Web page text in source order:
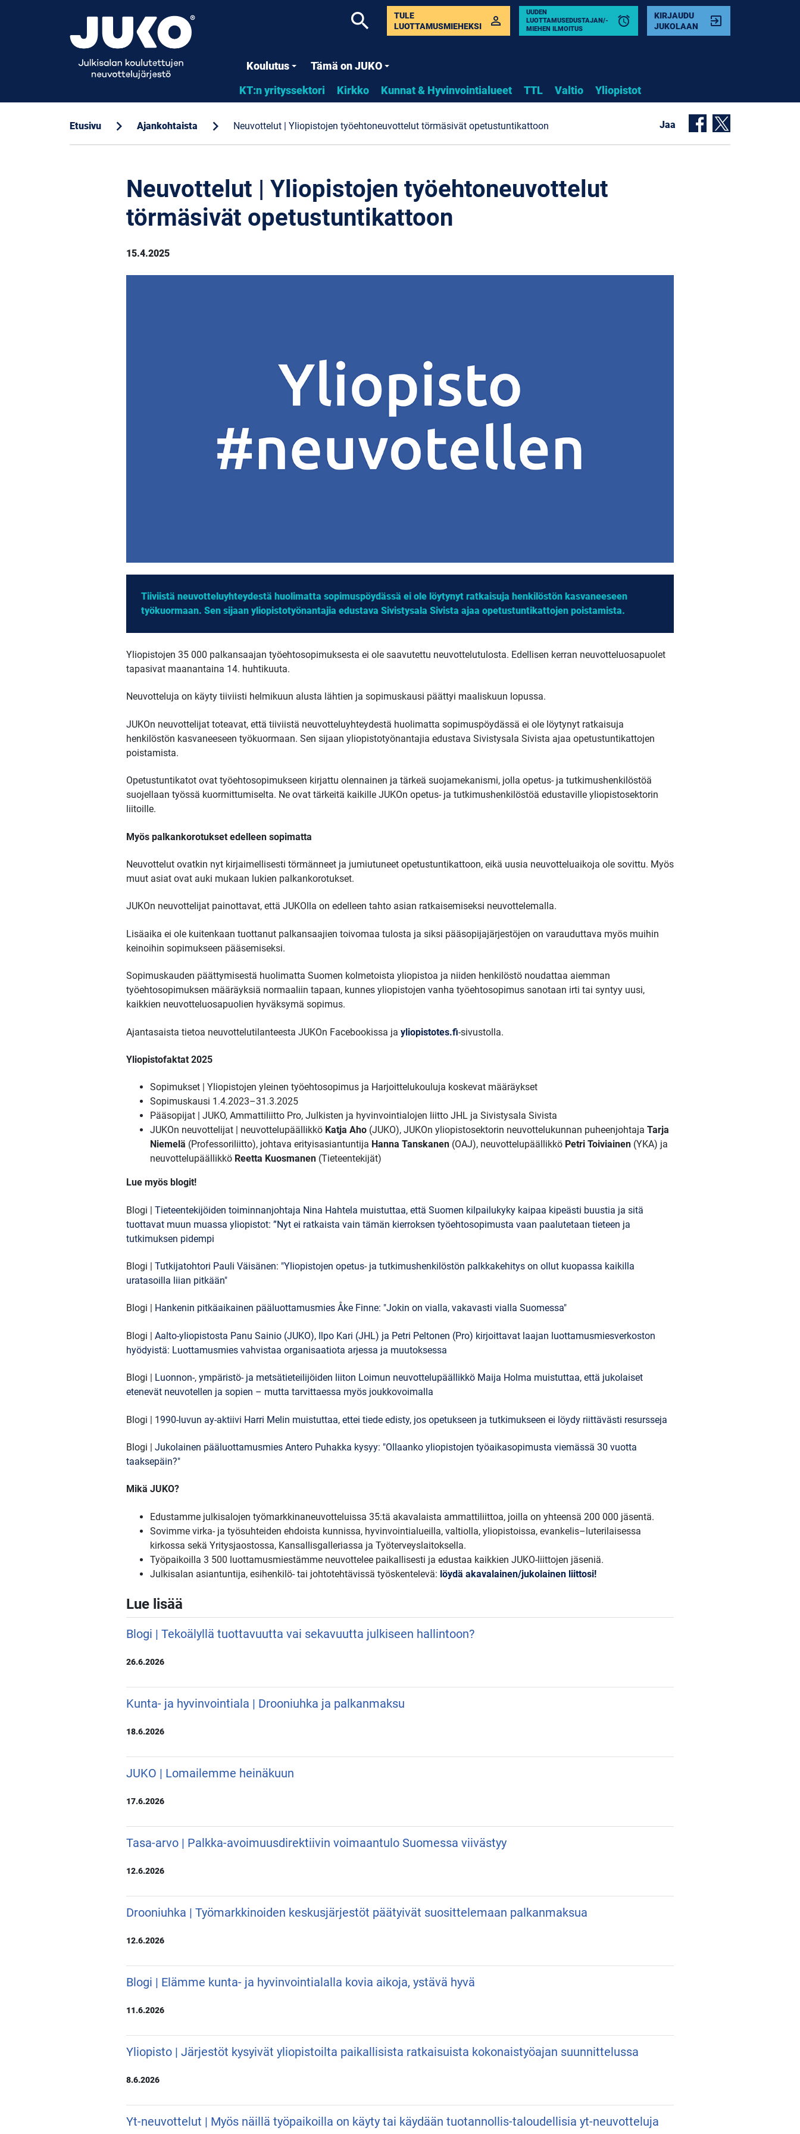
Koulutus
Tämä on JUKO
KT:n yrityssektori
Kirkko Kunnat & Hyvinvointialueet TTL Valtio Yliopistot
TULE
LUOTTAMUSMIEHEKSI
perm_identity
UUDEN
LUOTTAMUSEDUSTAJAN/-
MIEHEN ILMOITUS
alarm
KIRJAUDU
JUKOLAAN
exit_to_app
search
Etusivu chevron_right Ajankohtaista chevron_right Neuvottelut | Yliopistojen työehtoneuvottelut törmäsivät opetustuntikattoon Jaa
Neuvottelut | Yliopistojen työehtoneuvottelut
törmäsivät opetustuntikattoon
15.4.2025
Tiiviistä neuvotteluyhteydestä huolimatta sopimuspöydässä ei ole löytynyt ratkaisuja henkilöstön kasvaneeseen
työkuormaan. Sen sijaan yliopistotyönantajia edustava Sivistysala Sivista ajaa opetustuntikattojen poistamista.
Yliopistojen 35 000 palkansaajan työehtosopimuksesta ei ole saavutettu neuvottelutulosta. Edellisen kerran neuvotteluosapuolet
tapasivat maanantaina 14. huhtikuuta.
Neuvotteluja on käyty tiiviisti helmikuun alusta lähtien ja sopimuskausi päättyi maaliskuun lopussa.
JUKOn neuvottelijat toteavat, että tiiviistä neuvotteluyhteydestä huolimatta sopimuspöydässä ei ole löytynyt ratkaisuja
henkilöstön kasvaneeseen työkuormaan. Sen sijaan yliopistotyönantajia edustava Sivistysala Sivista ajaa opetustuntikattojen
poistamista.
Opetustuntikatot ovat työehtosopimukseen kirjattu olennainen ja tärkeä suojamekanismi, jolla opetus- ja tutkimushenkilöstöä
suojellaan työssä kuormittumiselta. Ne ovat tärkeitä kaikille JUKOn opetus- ja tutkimushenkilöstöä edustaville yliopistosektorin
liitoille.
Myös palkankorotukset edelleen sopimatta
Neuvottelut ovatkin nyt kirjaimellisesti törmänneet ja jumiutuneet opetustuntikattoon, eikä uusia neuvotteluaikoja ole sovittu. Myös
muut asiat ovat auki mukaan lukien palkankorotukset.
JUKOn neuvottelijat painottavat, että JUKOlla on edelleen tahto asian ratkaisemiseksi neuvottelemalla.
Lisäaika ei ole kuitenkaan tuottanut palkansaajien toivomaa tulosta ja siksi pääsopijajärjestöjen on varauduttava myös muihin
keinoihin sopimukseen pääsemiseksi.
Sopimuskauden päättymisestä huolimatta Suomen kolmetoista yliopistoa ja niiden henkilöstö noudattaa aiemman
työehtosopimuksen määräyksiä normaaliin tapaan, kunnes yliopistojen vanha työehtosopimus sanotaan irti tai syntyy uusi,
kaikkien neuvotteluosapuolien hyväksymä sopimus.
Ajantasaista tietoa neuvottelutilanteesta JUKOn Facebookissa ja yliopistotes.fi-sivustolla.
Yliopistofaktat 2025
Sopimukset | Yliopistojen yleinen työehtosopimus ja Harjoittelukouluja koskevat määräykset
Sopimuskausi 1.4.2023–31.3.2025
Pääsopijat | JUKO, Ammattiliitto Pro, Julkisten ja hyvinvointialojen liitto JHL ja Sivistysala Sivista
JUKOn neuvottelijat | neuvottelupäällikkö Katja Aho(JUKO), JUKOn yliopistosektorin neuvottelukunnan puheenjohtaja Tarja
Niemelä (Professoriliitto), johtava erityisasiantuntija Hanna Tanskanen(OAJ), neuvottelupäällikkö Petri Toiviainen(YKA) ja
neuvottelupäällikkö Reetta Kuosmanen (Tieteentekijät)
Lue myös blogit!
Blogi | Tieteentekijöiden toiminnanjohtaja Nina Hahtela muistuttaa, että Suomen kilpailukyky kaipaa kipeästi buustia ja sitä
tuottavat muun muassa yliopistot: ”Nyt ei ratkaista vain tämän kierroksen työehtosopimusta vaan paalutetaan tieteen ja
tutkimuksen pidempi
Blogi | Tutkijatohtori Pauli Väisänen: "Yliopistojen opetus- ja tutkimushenkilöstön palkkakehitys on ollut kuopassa kaikilla
uratasoilla liian pitkään"
Blogi | Hankenin pitkäaikainen pääluottamusmies Åke Finne: "Jokin on vialla, vakavasti vialla Suomessa"
Blogi | Aalto-yliopistosta Panu Sainio (JUKO), Ilpo Kari (JHL) ja Petri Peltonen (Pro) kirjoittavat laajan luottamusmiesverkoston
hyödyistä: Luottamusmies vahvistaa organisaatiota arjessa ja muutoksessa
Blogi |
Luonnon-, ympäristö- ja metsätieteilijöiden liiton Loimun neuvottelupäällikkö Maija Holma muistuttaa, että jukolaiset
etenevät neuvotellen ja sopien – mutta tarvittaessa myös joukkovoimalla
Blogi | 1990-luvun ay-aktiivi Harri Melin muistuttaa, ettei tiede edisty, jos opetukseen ja tutkimukseen ei löydy riittävästi resursseja
Blogi | Jukolainen pääluottamusmies Antero Puhakka kysyy: "Ollaanko yliopistojen työaikasopimusta viemässä 30 vuotta
taaksepäin?"
Mikä JUKO?
Edustamme julkisalojen työmarkkinaneuvotteluissa 35:tä akavalaista ammattiliittoa, joilla on yhteensä 200 000 jäsentä.
Sovimme virka- ja työsuhteiden ehdoista kunnissa, hyvinvointialueilla, valtiolla, yliopistoissa, evankelis–luterilaisessa
kirkossa sekä Yritysjaostossa, Kansallisgalleriassa ja Työterveyslaitoksella.
Työpaikoilla 3 500 luottamusmiestämme neuvottelee paikallisesti ja edustaa kaikkien JUKO-liittojen jäseniä.
Julkisalan asiantuntija, esihenkilö- tai johtotehtävissä työskentelevä: löydä akavalainen/jukolainen liittosi!
Lue lisää
Blogi | Tekoälyllä tuottavuutta vai sekavuutta julkiseen hallintoon?
26.6.2026
Kunta- ja hyvinvointiala | Drooniuhka ja palkanmaksu
18.6.2026
JUKO | Lomailemme heinäkuun
17.6.2026
Tasa-arvo | Palkka-avoimuusdirektiivin voimaantulo Suomessa viivästyy
12.6.2026
Drooniuhka | Työmarkkinoiden keskusjärjestöt päätyivät suosittelemaan palkanmaksua
12.6.2026
Blogi | Elämme kunta- ja hyvinvointialalla kovia aikoja, ystävä hyvä
11.6.2026
Yliopisto | Järjestöt kysyivät yliopistoilta paikallisista ratkaisuista kokonaistyöajan suunnittelussa
8.6.2026
Yt-neuvottelut | Myös näillä työpaikoilla on käyty tai käydään tuotannollis-taloudellisia yt-neuvotteluja